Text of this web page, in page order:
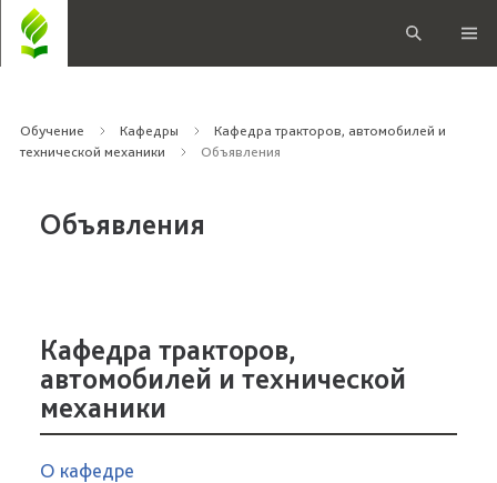
Обучение Кафедры
Кафедра тракторов, автомобилей и
технической механики
Объявления
Объявления
Кафедра тракторов,
автомобилей и технической
механики
О кафедре